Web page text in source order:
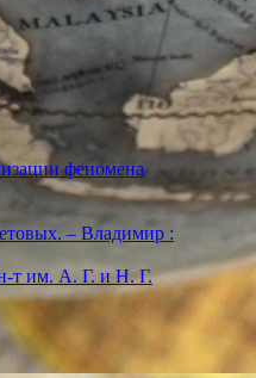
феномена
– Владимир :
т им. А. Г. и Н. Г.